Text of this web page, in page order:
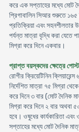
করে এক সপ্তাহের মধ্যে মোট
প্রিগাবালিন সিআর শুরুতে ১৬৫
প্রতিক্রিয়া এবং সহনশীলতার
পর্যন্ত মাত্রা বৃদ্ধি করা যেতে
মিগ্রা করে দিনে একবার।
প্রাপ্ত বয়স্কদের ক্ষেত্রে
রোগীর ক্রিয়েটিনিন
নির্দেশিত মাত্রা ৭৫ মিগ্রা
করে দিনে ৩ বার (মোট দৈনিক
মিগ্রা করে দিনে ২ বার অথবা
হবে। ওষুধের কার্যকারিতা
সপ্তাহের মধ্যে মোট দৈনিক